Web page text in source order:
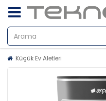
Küçük Ev Aletleri